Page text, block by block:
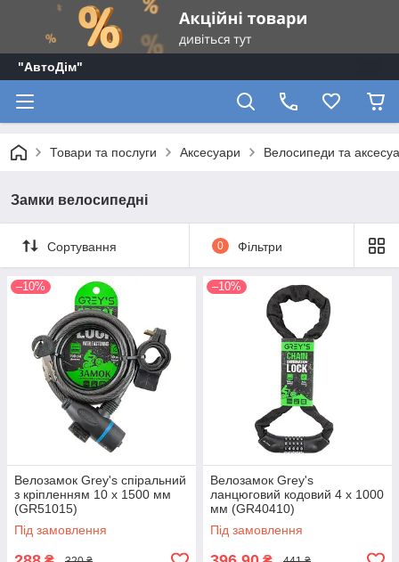
"АвтоДім"
Товари та послуги Аксесуари Велосипеди та
Замки велосипедні
Сортування 0 Фільтри
–10%
Велозамок Grey's спіральний
з кріпленням 10 x 1500 мм
(GR51015)
Під замовлення
–10%
Велозамок Grey's
ланцюговий кодовий 4 x 1000
мм (GR40410)
Під замовлення